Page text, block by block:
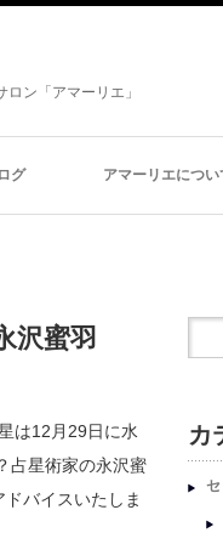
ン「アマーリエ」
グ アマーリエについ
沢蜜羽
は12月29日に水
占星術家の永沢蜜
バイスいたしま
カ
セ